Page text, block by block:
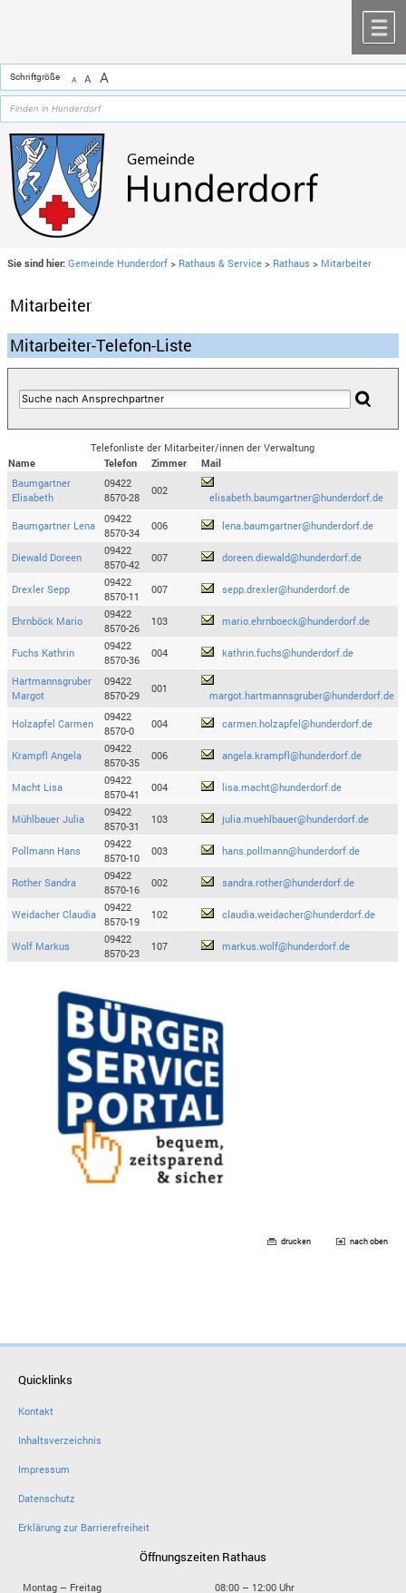
Schriftgröße A A A
Sie sind hier: Gemeinde Hunderdorf > Rathaus & Service > Rathaus > Mitarbeiter
Mitarbeiter
Mitarbeiter-Telefon-Liste
Telefonliste der Mitarbeiter/innen der Verwaltung
Name
Telefon Zimmer
Mail
Baumgartner
Elisabeth
09422
8570-28
002
elisabeth.baumgartner@hunderdorf.de
Baumgartner Lena
09422
8570-34
006 lena.baumgartner@hunderdorf.de
Diewald Doreen
09422
8570-42
007 doreen.diewald@hunderdorf.de
Drexler Sepp
09422
8570-11
007 sepp.drexler@hunderdorf.de
Ehrnböck Mario
09422
8570-26
103 mario.ehrnboeck@hunderdorf.de
Fuchs Kathrin
09422
8570-36
004 kathrin.fuchs@hunderdorf.de
Hartmannsgruber
Margot
09422
8570-29
001
margot.hartmannsgruber@hunderdorf.de
Holzapfel Carmen
09422
8570-0
004 carmen.holzapfel@hunderdorf.de
Krampfl Angela
09422
8570-35
006 angela.krampfl@hunderdorf.de
Macht Lisa
09422
8570-41
004 lisa.macht@hunderdorf.de
Mühlbauer Julia
09422
8570-31
103 julia.muehlbauer@hunderdorf.de
Pollmann Hans
09422
8570-10
003 hans.pollmann@hunderdorf.de
Rother Sandra
09422
8570-16
002 sandra.rother@hunderdorf.de
Weidacher Claudia
09422
8570-19
102 claudia.weidacher@hunderdorf.de
Wolf Markus
09422
8570-23
107 markus.wolf@hunderdorf.de
drucken nach oben
Quicklinks
Kontakt
Inhaltsverzeichnis
Impressum
Datenschutz
Erklärung zur Barrierefreiheit
Öffnungszeiten Rathaus
Montag – Freitag
08:00 – 12:00 Uhr